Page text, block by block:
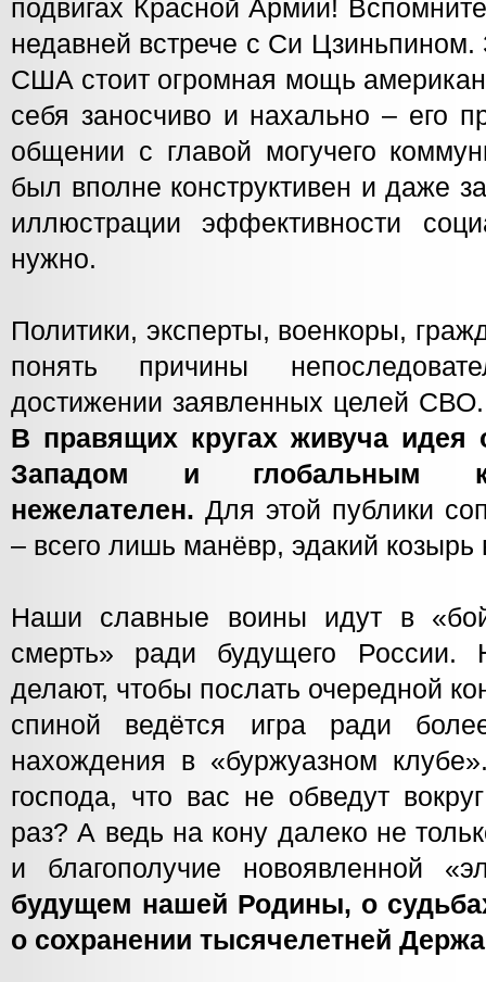
подвигах Красной Армии!
недавней встрече с Си Цзиньпином.
США стоит огромная мощь
себя заносчиво и нахально – его
общении с главой могучего
был вполне конструктивен и даже
иллюстрации эффективности
нужно.
Политики, эксперты, военкоры,
понять причины
достижении заявленных целей СВО.
В правящих кругах живуча
Западом и глобальным
нежелателен. Для этой публики
– всего лишь манёвр, эдакий козырь
Наши славные воины идут в
смерть» ради будущего России.
делают, чтобы послать очередной
спиной ведётся игра ради
нахождения в «буржуазном
господа, что вас не обведут
раз? А ведь на кону далеко не
и благополучие новоявленной
будущем нашей Родины, о
о сохранении тысячелетней